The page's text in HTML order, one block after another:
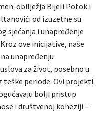
obilježja Bijeli Potok i
od izuzetne su
sjećanja i unapređenje
ove inicijative, naše
unapređenju
za život, posebno u
teške periode. Ovi projekti
bolji pristup
i društvenoj koheziji –